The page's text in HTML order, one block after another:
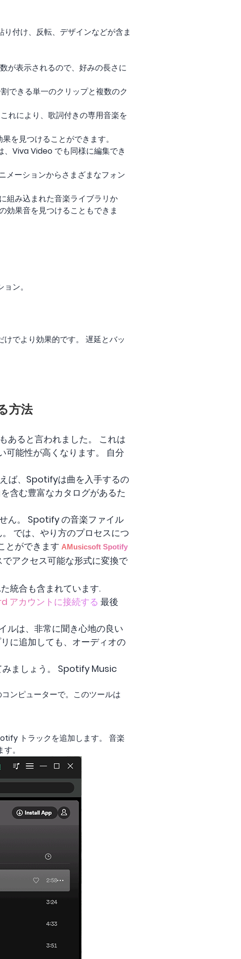
付け、反転、デザインなどが含ま
が表示されるので、好みの長さに
できる単一のクリップと複数のク
れにより、歌詞付きの専用音楽を
を見つけることができます。
、Viva Video でも同様に編集でき
メーションからさまざまなフォン
組み込まれた音楽ライブラリか
効果音を見つけることもできま
ン。
でより効果的です。 遅延とバッ
方法
あると言われました。 これは
可能性が高くなります。 自分
ば、Spotifyは曲を入手するの
含む豊富なカタログがあるた
ん。 Spotify の音楽ファイル
では、やり方のプロセスにつ
とができます AMusicsoft Spotify
アクセス可能な形式に変換で
統合も含まれています.
アカウントに接続する 最後
ルは、非常に聞き心地の良い
に追加しても、オーディオの
ましょう。 Spotify Music
ンピューターで。このツールは
トラックを追加します。 音楽
。